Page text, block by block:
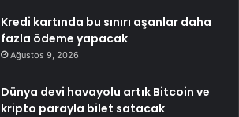
Kredi kartında bu sınırı aşanlar daha
fazla ödeme yapacak
Ağustos 9, 2026
Dünya devi havayolu artık Bitcoin ve
kripto parayla bilet satacak